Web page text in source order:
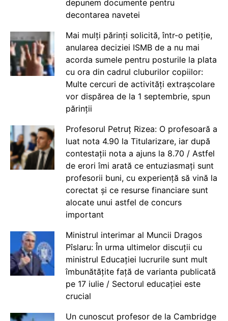
depunem documente pentru
decontarea navetei
Mai mulți părinți solicită, într-o petiție,
anularea deciziei ISMB de a nu mai
acorda sumele pentru posturile la plata
cu ora din cadrul cluburilor copiilor:
Multe cercuri de activități extrașcolare
vor dispărea de la 1 septembrie, spun
părinții
Profesorul Petruț Rizea: O profesoară a
luat nota 4.90 la Titularizare, iar după
contestații nota a ajuns la 8.70 / Astfel
de erori îmi arată ce entuziasmați sunt
profesorii buni, cu experiență să vină la
corectat și ce resurse financiare sunt
alocate unui astfel de concurs
important
Ministrul interimar al Muncii Dragos
Pîslaru: În urma ultimelor discuții cu
ministrul Educației lucrurile sunt mult
îmbunătățite față de varianta publicată
pe 17 iulie / Sectorul educației este
crucial
Un cunoscut profesor de la Cambridge